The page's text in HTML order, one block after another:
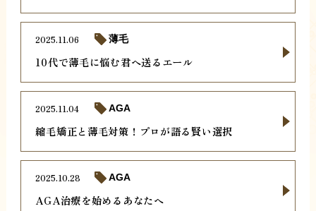
10代で薄毛に悩む君へ送るエール
2025.11.06 薄毛
縮毛矯正と薄毛対策！プロが語る賢い選択
2025.11.04 AGA
AGA治療を始めるあなたへ
2025.10.28 AGA